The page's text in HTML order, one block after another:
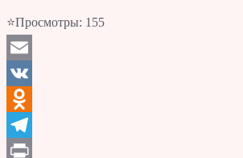
⭐Просмотры: 155
Email
VK
Odnoklassniki
Telegram